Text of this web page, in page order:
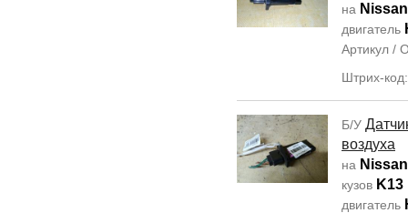
на
двигатель
Артикул /
Штрих-
Б/У
воздуха
на
кузов K13
двигатель